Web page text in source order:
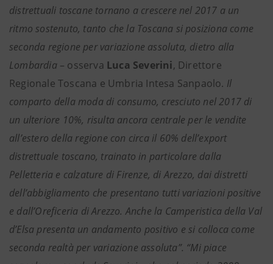
distrettuali toscane tornano a crescere nel 2017 a un
ritmo sostenuto, tanto che la Toscana si posiziona come
seconda regione per variazione assoluta, dietro alla
Lombardia– osserva Luca Severini, Direttore
Regionale Toscana e Umbria Intesa Sanpaolo. Il
comparto della moda di consumo, cresciuto nel 2017 di
un ulteriore 10%, risulta ancora centrale per le vendite
all’estero della regione con circa il 60% dell’export
distrettuale toscano, trainato in particolare dalla
Pelletteria e calzature di Firenze, di Arezzo, dai distretti
dell’abbigliamento che presentano tutti variazioni positive
e dall’Oreficeria di Arezzo. Anche la Camperistica della Val
d’Elsa presenta un andamento positivo e si colloca come
seconda realtà per variazione assoluta”. “Mi piace